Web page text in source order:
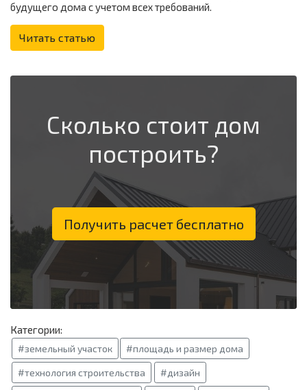
будущего дома с учетом всех требований.
Читать статью
Сколько стоит дом
построить?
Получить расчет бесплатно
Категории:
#земельный участок #площадь и размер дома
#технология строительства #дизайн